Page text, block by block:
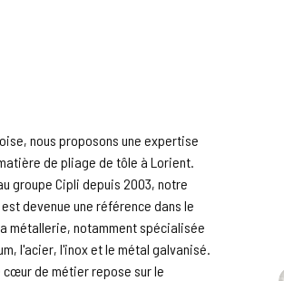
nous proposons une expertise
de pliage de tôle à Lorient.
groupe Cipli depuis 2003, notre
devenue une référence dans le
métallerie, notamment spécialisée
l'acier, l'inox et le métal galvanisé.
cœur de métier repose sur le